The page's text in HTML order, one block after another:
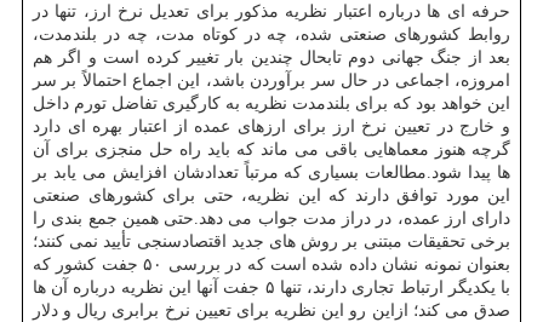
حرفه ای ها درباره اعتبار نظریه مذكور برای تعدیل نرخ ارز، تنها در
روابط كشورهای صنعتی شده، چه در كوتاه مدت، چه در بلندمدت،
بعد از جنگ جهانی دوم تابحال چندین بار تغییر كرده است و اگر هم
امروزه، اجماعی در حال سر برآوردن باشد، این اجماع احتمالاً بر سر
این خواهد بود كه برای بلندمدت نظریه به كارگیری تفاضل تورم داخل
و خارج در تعیین نرخ ارز برای ارزهای عمده از اعتبار بهره ای دارد
گرچه هنوز معماهایی باقی می ماند كه باید راه حل منجزی برای آن
ها پیدا شود.مطالعات بسیاری كه مرتباً تعدادشان افزایش می یابد بر
این مورد توافق دارند كه این نظریه، حتی برای كشورهای صنعتی
دارای ارز عمده، در دراز مدت جواب می دهد.حتی همین جمع بندی را
برخی تحقیقات مبتنی بر روش های جدید اقتصادسنجی تأیید نمی كنند؛
بعنوان نمونه نشان داده شده است كه در بررسی ۵۰ جفت كشور كه
با یكدیگر ارتباط تجاری دارند، تنها ۵ جفت آنها این نظریه درباره آن ها
صدق می كند؛ ازاین رو این نظریه برای تعیین نرخ برابری ریال و دلار